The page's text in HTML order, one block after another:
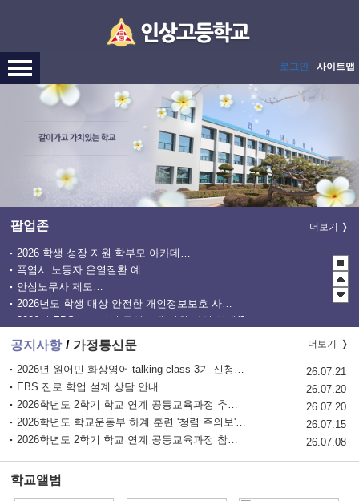
로그인 사이트맵
팝업존 더보기
청소년 도박예방 카드뉴스
2027학년도 EBS 수능연계교재 정오표 안내
관행적 부패행위 등 행동강령 위반 집중신고기간 운영
2026년 EBS 고교강의 무상교재 지원 사업 안내(2학기 2차)
2026년도 학생 대상 안전한 개인정보보호 사례 공모전
안심노무사 제도 홍보
폭염시 노동자 온열질환 예방수칙
2026 학생 성장 지원 학부모 아카데미 운영
사이버도박 자진신고 기간 운영
공지사항 더보기
2026년 원어민 화상영어 talking class 3기 신청 안내
26.07.21
EBS 진로 학업 설계 상담 안내
26.07.20
2026학년도 2학기 학교 연계 공동교육과정 추가 모집 안내
26.07.20
2026학년도 학교운동부 하계 훈련 '청렴 주의보' 발령 안내
26.07.15
2026학년도 2학기 학교 연계 공동교육과정 참여 학생 모집 안내
26.07.08
가정통신문
학교앨범